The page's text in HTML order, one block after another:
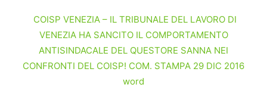
COISP VENEZIA – IL TRIBUNALE DEL LAVORO DI
VENEZIA HA SANCITO IL COMPORTAMENTO
ANTISINDACALE DEL QUESTORE SANNA NEI
CONFRONTI DEL COISP! COM. STAMPA 29 DIC 2016
word